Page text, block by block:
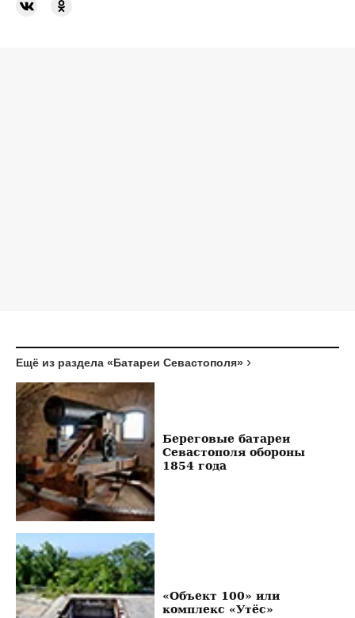
Ещё из раздела «Батареи Севастополя»
Береговые батареи
Севастополя обороны
1854 года
«Объект 100» или
комплекс «Утёс»